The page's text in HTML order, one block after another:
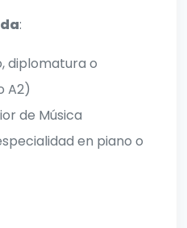
:
diplomatura o
A2)
de Música
en piano o